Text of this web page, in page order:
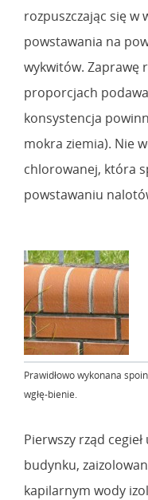
rozpuszczając się w
powstawania na
wykwitów. Zaprawę
proporcjach
konsystencja
mokra ziemia). Nie
chlorowanej, która
powstawaniu
Prawidłowo wykonana
wgłę-bienie.
Pierwszy rząd
budynku,
kapilarnym wody